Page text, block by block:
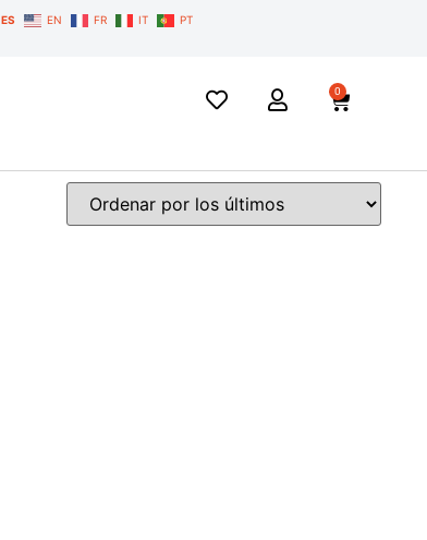
ES EN FR IT PT
0